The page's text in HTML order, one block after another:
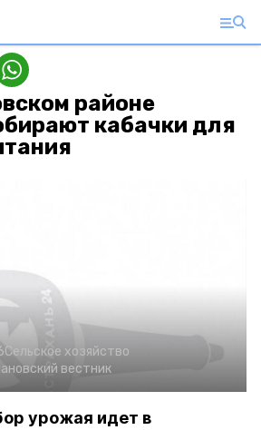
районе
кабачки для
Сельское хозяйство
вестник
урожая идет в